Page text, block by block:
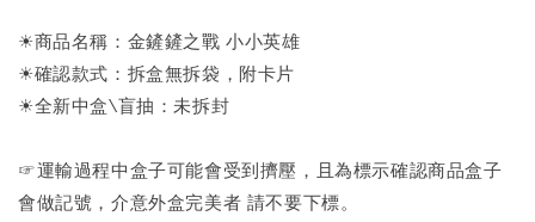
☀商品名稱：金鏟鏟之戰 小小英雄
☀確認款式：拆盒無拆袋，附卡片
☀全新中盒\盲抽：未拆封
☞運輸過程中盒子可能會受到擠壓，且為標示確認商品盒子
會做記號，介意外盒完美者 請不要下標。